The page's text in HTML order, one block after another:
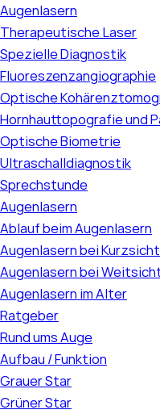
Augenlasern
Therapeutische Laser
Spezielle Diagnostik
Fluoreszenzangiographie
Optische
Hornhauttopografie und
Optische Biometrie
Ultraschalldiagnostik
Sprechstunde
Augenlasern
Ablauf beim Augenlasern
Augenlasern bei
Augenlasern bei
Augenlasern im Alter
Ratgeber
Rund ums Auge
Aufbau / Funktion
Grauer Star
Grüner Star